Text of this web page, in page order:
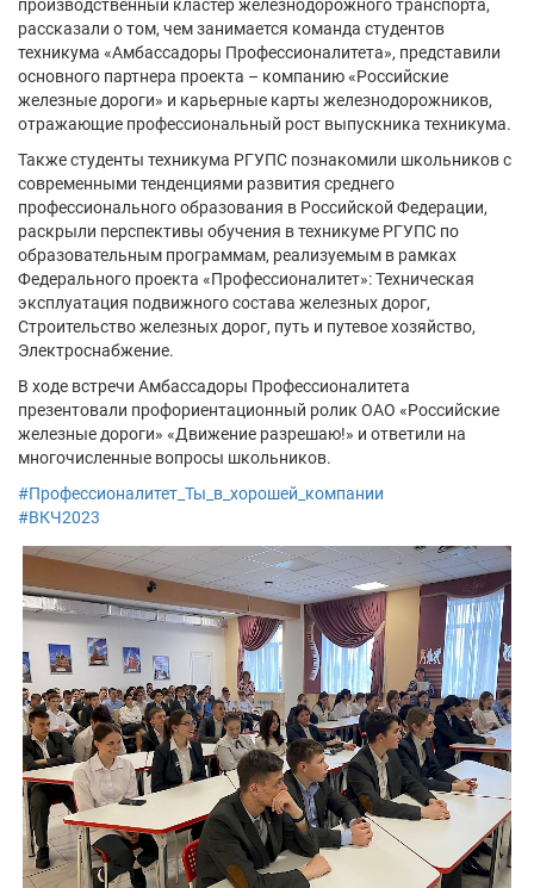
производственный кластер железнодорожного транспорта,
рассказали о том, чем занимается команда студентов
техникума «Амбассадоры Профессионалитета», представили
основного партнера проекта – компанию «Российские
железные дороги» и карьерные карты железнодорожников,
отражающие профессиональный рост выпускника техникума.
Также студенты техникума РГУПС познакомили школьников с
современными тенденциями развития среднего
профессионального образования в Российской Федерации,
раскрыли перспективы обучения в техникуме РГУПС по
образовательным программам, реализуемым в рамках
Федерального проекта «Профессионалитет»: Техническая
эксплуатация подвижного состава железных дорог,
Строительство железных дорог, путь и путевое хозяйство,
Электроснабжение.
В ходе встречи Амбассадоры Профессионалитета
презентовали профориентационный ролик ОАО «Российские
железные дороги» «Движение разрешаю!» и ответили на
многочисленные вопросы школьников.
#Профессионалитет_Ты_в_хорошей_компании
#ВКЧ2023